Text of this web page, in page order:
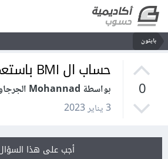
بايثون
0
حساب ال BMI باستعمال بايثون
بواسطة Mohannad الجرجاوي
3 يناير 2023
أجب على هذا السؤال